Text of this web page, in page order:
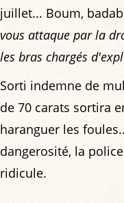
juillet... Boum,
vous attaque par la
les bras chargés
Sorti indemne de
de 70 carats sortira
haranguer les
dangerosité, la
ridicule.